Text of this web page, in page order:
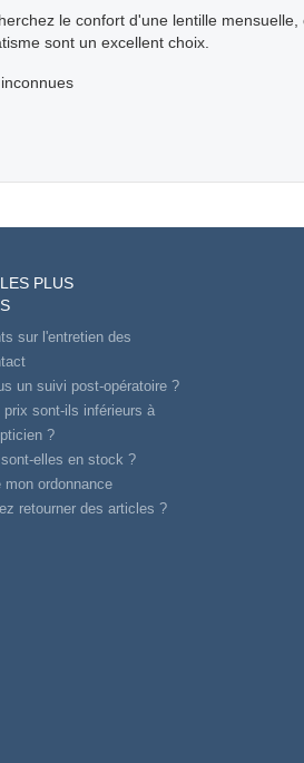
le confort d'une lentille
sont un excellent choix.
PLUS
sur l'entretien des
un suivi post-opératoire ?
prix sont-ils inférieurs à
?
elles en stock ?
mon ordonnance
retourner des articles ?